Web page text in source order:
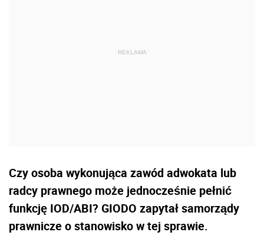
Czy osoba wykonująca zawód adwokata lub
radcy prawnego może jednocześnie pełnić
funkcję IOD/ABI? GIODO zapytał samorządy
prawnicze o stanowisko w tej sprawie.